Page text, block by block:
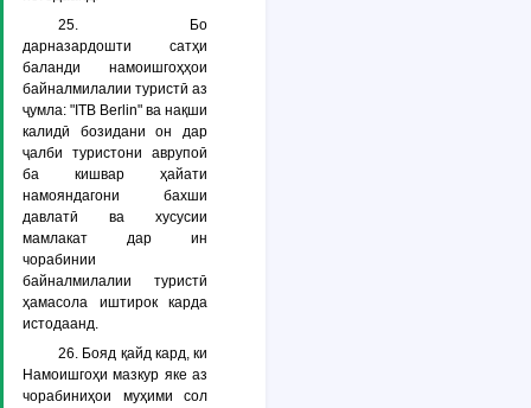
25. Бо
дарназардошти сатҳи
баланди намоишгоҳҳои
байналмилалии туристӣ аз
ҷумла: "ITB Berlin" ва нақши
калидӣ бозидани он дар
ҷалби туристони аврупоӣ
ба кишвар ҳайати
намояндагони бахши
давлатӣ ва хусусии
мамлакат дар ин
чорабинии
байналмилалии туристӣ
ҳамасола иштирок карда
истодаанд.
26. Бояд қайд кард, ки
Намоишгоҳи мазкур яке аз
чорабиниҳои муҳими сол